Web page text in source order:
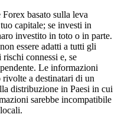
basato sulla leva
capitale; se investi in
investito in toto o in parte.
essere adatti a tutti gli
connessi e, se
Le informazioni
a destinatari di un
distribuzione in Paesi in cui
sarebbe incompatibile